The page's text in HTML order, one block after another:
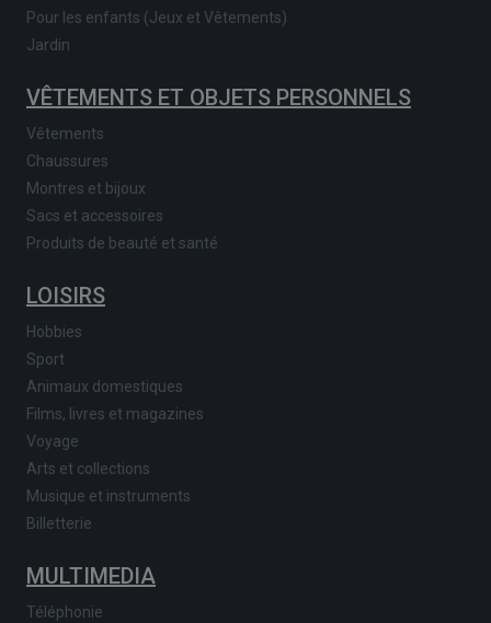
Pour les enfants (Jeux et Vêtements)
Jardin
VÊTEMENTS ET OBJETS PERSONNELS
Vêtements
Chaussures
Montres et bijoux
Sacs et accessoires
Produits de beauté et santé
LOISIRS
Hobbies
Sport
Animaux domestiques
Films, livres et magazines
Voyage
Arts et collections
Musique et instruments
Billetterie
MULTIMEDIA
Téléphonie